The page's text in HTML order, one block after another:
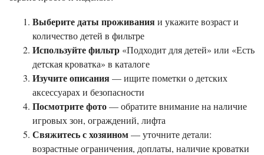
Выберите даты проживанияи укажите возраст и
количество детей в фильтре
Используйте фильтр «Подходит для детей» или «Есть
детская кроватка» в каталоге
Изучите описания— ищите пометки о детских
аксессуарах и безопасности
Посмотрите фото— обратите внимание на наличие
игровых зон, ограждений, лифта
Свяжитесь с хозяином— уточните детали:
возрастные ограничения, доплаты, наличие кроватки